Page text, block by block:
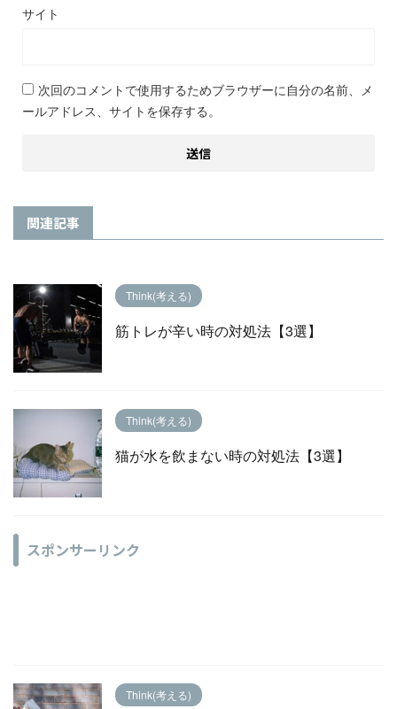
サイト
次回のコメントで使用するためブラウザーに自分の名前、メ
ールアドレス、サイトを保存する。
関連記事
Think(考える)
筋トレが辛い時の対処法【3選】
Think(考える)
猫が水を飲まない時の対処法【3選】
スポンサーリンク
Think(考える)